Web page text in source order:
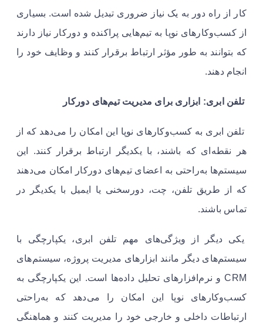
کار از راه دور به یک نیاز ضروری تبدیل شده است. بسیاری
از کسب‌وکارهای نوپا به تیم‌هایی پراکنده و دورکار نیاز دارند
که بتوانند به طور مؤثر ارتباط برقرار کنند و وظایف خود را
انجام دهند.
تلفن ابری: ابزاری برای مدیریت تیم‌های دورکار
تلفن ابری به کسب‌وکارهای نوپا این امکان را می‌دهد که از
هر نقطه‌ای که باشند، با یکدیگر ارتباط برقرار کنند. این
سیستم‌ها به‌راحتی به اعضای تیم‌های دورکار امکان می‌دهند
که از طریق تلفن، چت، دورسخنی یا ایمیل با یکدیگر در
تماس باشند.
یکی دیگر از ویژگی‌های مهم تلفن ابری، یکپارچگی با
سیستم‌های دیگر مانند ابزارهای مدیریت پروژه، سیستم‌های
CRM و نرم‌افزارهای تحلیل داده‌ها است. این یکپارچگی به
کسب‌وکارهای نوپا این امکان را می‌دهد که به‌راحتی
ارتباطات داخلی و خارجی خود را مدیریت کنند و هماهنگی